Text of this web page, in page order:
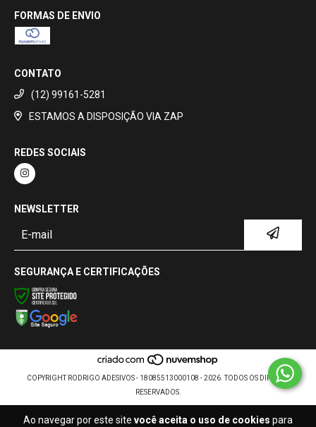
Ao navegar por este site você aceita o uso de cookies para
FORMAS DE ENVIO
CONTATO
(12) 99161-5281
ESTAMOS A DISPOSIÇÃO VIA ZAP
REDES SOCIAIS
NEWSLETTER
SEGURANÇA E CERTIFICAÇÕES
COPYRIGHT RODRIGO ADESIVOS - 18085513000108 - 2026. TODOS OS DIREITOS
RESERVADOS.